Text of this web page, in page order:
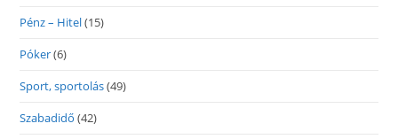
Pénz – Hitel(15)
Póker(6)
Sport, sportolás(49)
Szabadidő (42)